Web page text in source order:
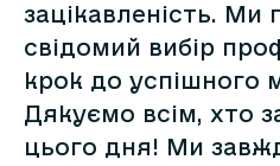
зацікавленість. Ми
свідомий вибір
крок до успішного
Дякуємо всім, хто
цього дня! Ми